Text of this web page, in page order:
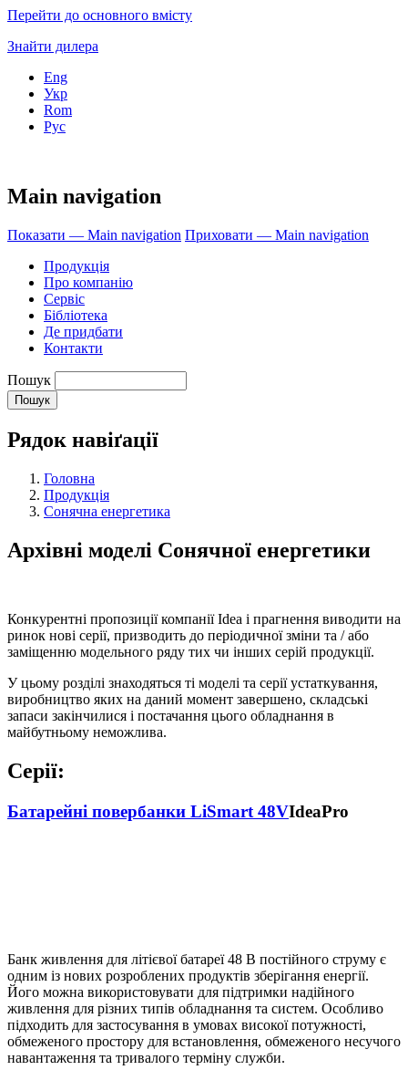
Перейти до основного вмісту
Знайти дилера
Eng
Укр
Rom
Рус
Main navigation
Показати — Main navigation Приховати — Main navigation
Продукція
Про компанію
Сервіс
Бібліотека
Де придбати
Контакти
Пошук
Рядок навіґації
Головна
Продукція
Сонячна енергетика
Архівні моделі Сонячної енергетики
Конкурентні пропозиції компанії Idea і прагнення виводити на
ринок нові серії, призводить до періодичної зміни та / або
заміщенню модельного ряду тих чи інших серій продукції.
У цьому розділі знаходяться ті моделі та серії устаткування,
виробництво яких на даний момент завершено, складські
запаси закінчилися і постачання цього обладнання в
майбутньому неможлива.
Серії:
Батарейні повербанки LiSmart 48VIdeaPro
Банк живлення для літієвої батареї 48 В постійного струму є
одним із нових розроблених продуктів зберігання енергії.
Його можна використовувати для підтримки надійного
живлення для різних типів обладнання та систем. Особливо
підходить для застосування в умовах високої потужності,
обмеженого простору для встановлення, обмеженого несучого
навантаження та тривалого терміну служби.